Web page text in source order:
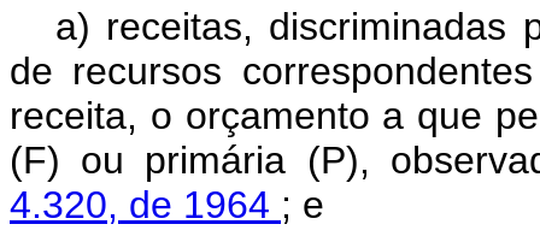
a) receitas, discriminadas
de recursos
receita, o orçamento a que
(F) ou primária (P),
4.320, de 1964 ; e